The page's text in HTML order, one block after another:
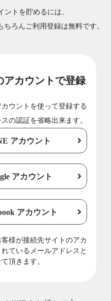
トを貯めるには、
ろんご利用登録は無料です。
アカウントで登録
ウントを使って登録する
の認証を省略出来ます。
アカウント
アカウント
アカウント
様が接続先サイトのアカ
ているメールアドレスと
頂きます。